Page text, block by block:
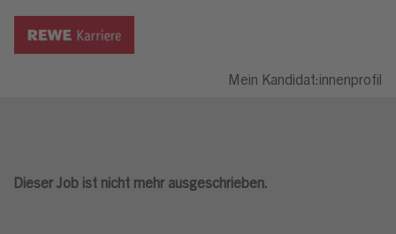
Mein Kandidat:innenprofil
Dieser Job ist nicht mehr ausgeschrieben.